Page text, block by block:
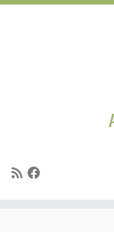
Passer